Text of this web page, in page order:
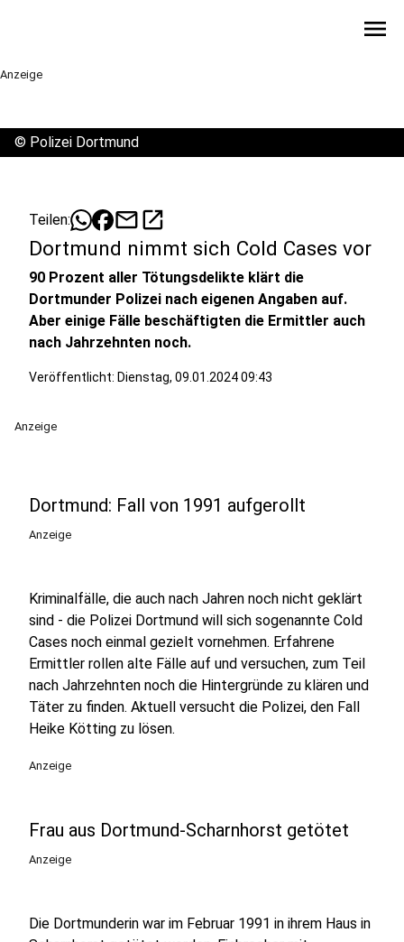
menu
Anzeige
© Polizei Dortmund
Teilen: mailopen_in_new
Dortmund nimmt sich Cold Cases vor
90 Prozent aller Tötungsdelikte klärt die
Dortmunder Polizei nach eigenen Angaben auf.
Aber einige Fälle beschäftigten die Ermittler auch
nach Jahrzehnten noch.
Veröffentlicht: Dienstag, 09.01.2024 09:43
Anzeige
Dortmund: Fall von 1991 aufgerollt
Anzeige
Kriminalfälle, die auch nach Jahren noch nicht geklärt
sind - die Polizei Dortmund will sich sogenannte Cold
Cases noch einmal gezielt vornehmen. Erfahrene
Ermittler rollen alte Fälle auf und versuchen, zum Teil
nach Jahrzehnten noch die Hintergründe zu klären und
Täter zu finden. Aktuell versucht die Polizei, den Fall
Heike Kötting zu lösen.
Anzeige
Frau aus Dortmund-Scharnhorst getötet
Anzeige
Die Dortmunderin war im Februar 1991 in ihrem Haus in